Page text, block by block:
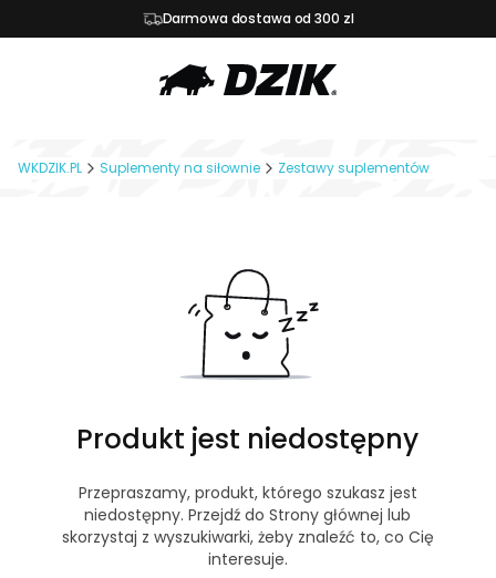
Darmowa dostawa od 300 zl
WKDZIK.PL Suplementy na siłownie Zestawy suplementów
Produkt jest niedostępny
Przepraszamy, produkt, którego szukasz jest
niedostępny. Przejdź do Strony głównej lub
skorzystaj z wyszukiwarki, żeby znaleźć to, co Cię
interesuje.